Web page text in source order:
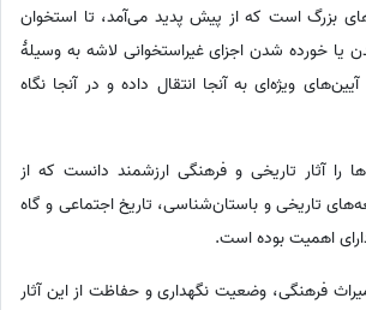
بزرگ است که از پیش پدید می‌آمد، تا استخوان
یا خورده شدن اجزای غیراستخوانی لاشه به وسیلۀ
ویژه‌ای به آنجا انتقال داده و در آنجا نگاه
را آثار تاریخی و فرهنگی ارزشمند دانست که از
تاریخی و باستان‌شناسی، تاریخ اجتماعی و گاه
اهمیت بوده است.
فرهنگی، ‌وضعیت نگهداری و حفاظت از این آثار